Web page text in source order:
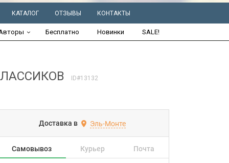
КАТАЛОГ ОТЗЫВЫ КОНТАКТЫ
Бесплатно Новинки SALE!
ID#13132
Доставка в Эль-Монте
Самовывоз Курьер Почта